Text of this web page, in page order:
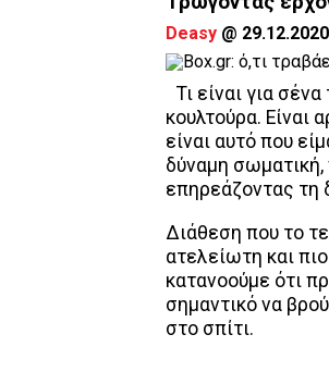
Deasy @ 29.12.2020
Τι είναι για
κουλτούρα. Είναι
είναι αυτό που
δύναμη σωματική,
επηρεάζοντας τη
Διάθεση που το
ατελείωτη και
κατανοούμε ότι
σημαντικό να
στο σπίτι.